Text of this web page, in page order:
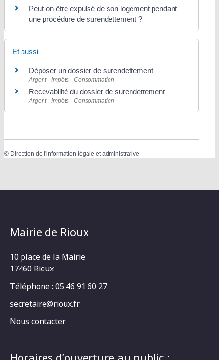
Peut-on être expulsé de son logement pendant
une procédure de surendettement ?
Et aussi
Déposer un dossier de surendettement
Argent - Impôts - Consommation
Recevabilité du dossier de surendettement
Argent - Impôts - Consommation
© Direction de l'information légale et administrative
Mairie de Rioux
10 place de la Mairie
17460 Rioux
Téléphone : 05 46 91 60 27
secretaire@rioux.fr
Nous contacter
Horaires d’ouverture au public :